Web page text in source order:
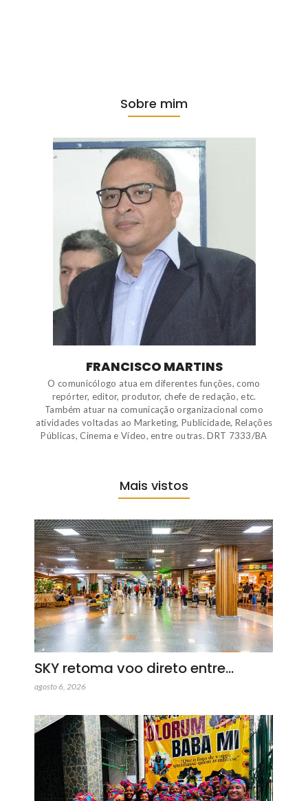
Sobre mim
FRANCISCO MARTINS
O comunicólogo atua em diferentes funções, como
repórter, editor, produtor, chefe de redação, etc.
Também atuar na comunicação organizacional como
atividades voltadas ao Marketing, Publicidade, Relações
Públicas, Cinema e Vídeo, entre outras. DRT 7333/BA
Mais vistos
SKY retoma voo direto entre…
agosto 6, 2026